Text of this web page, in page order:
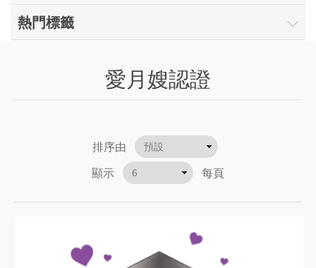
熱門標籤
愛月嫂認證
排序由
顯示
每頁